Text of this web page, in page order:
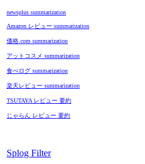
newsplus summarization
Amazon レビュー summarization
価格.com summarization
アットコスメ summarization
食べログ summarization
楽天レビュー summarization
TSUTAYA レビュー 要約
じゃらん レビュー 要約
Splog Filter